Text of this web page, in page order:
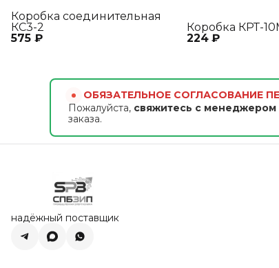
575 ₽
Коробка соединительная
КС3-2
224 ₽
Коробка КРТ-
ОБЯЗАТЕЛЬНОЕ СОГЛАСОВАНИЕ
Пожалуйста, свяжитесь с менеджером
заказа.
надёжный поставщик